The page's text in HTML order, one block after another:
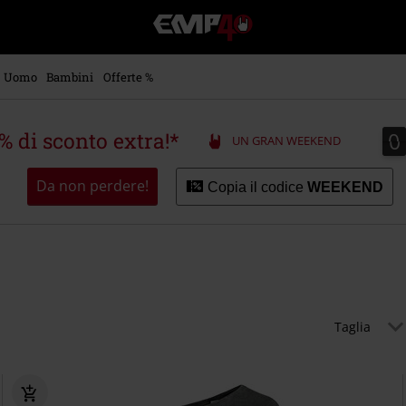
EMP
-
Musica,
Videogame
-
Abbigliamento
Uomo Bambini Offerte %
di sconto extra!* UN GRAN WEEKEND 0
0
Da non perdere! Copia il codice WEEKEND
Taglia